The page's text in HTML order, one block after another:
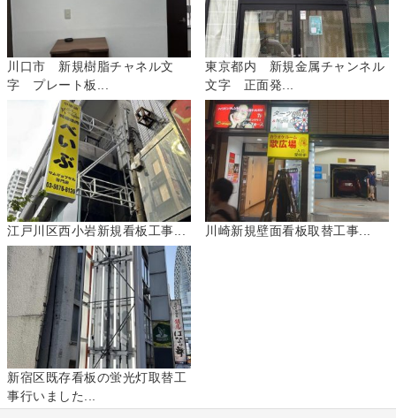
川口市 新規樹脂チャネル文
字 プレート板...
東京都内 新規金属チャンネル
文字 正面発...
江戸川区西小岩新規看板工事... 川崎新規壁面看板取替工事...
新宿区既存看板の蛍光灯取替工
事行いました...